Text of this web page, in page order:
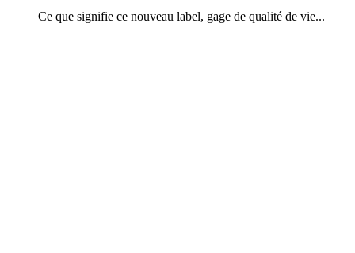
Ce que signifie ce nouveau label, gage de qualité de vie...